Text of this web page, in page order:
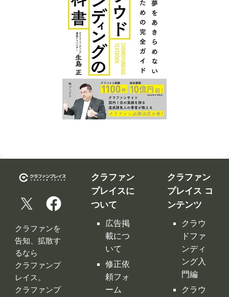
クラファンを
告知、拡散す
るなら
クラファンプ
レイス。
クラファンプ
クラファン
プレイスに
ついて
広告掲
載につ
いて
修正依
頼フォ
ーム
クラファン
プレイス コ
ンテンツ
クラウ
ドファ
ンディ
ング入
門編
クラウ